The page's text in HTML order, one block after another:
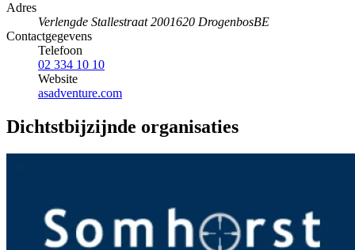
Adres
Verlengde Stallestraat 2001620 DrogenbosBE
Contactgegevens
Telefoon
02 334 10 10
Website
asadventure.com
Dichtstbijzijnde organisaties